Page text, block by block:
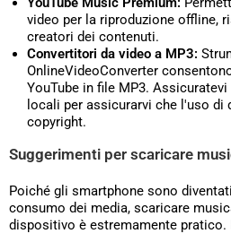
video per la riproduzione offline,
creatori dei contenuti.
Convertitori da video a MP3:
OnlineVideoConverter
YouTube in file MP3.
locali per assicurarvi che l'uso di
copyright.
Suggerimenti per scaricare
Poiché gli smartphone sono
consumo dei media, scaricare
dispositivo è estremamente pratico.